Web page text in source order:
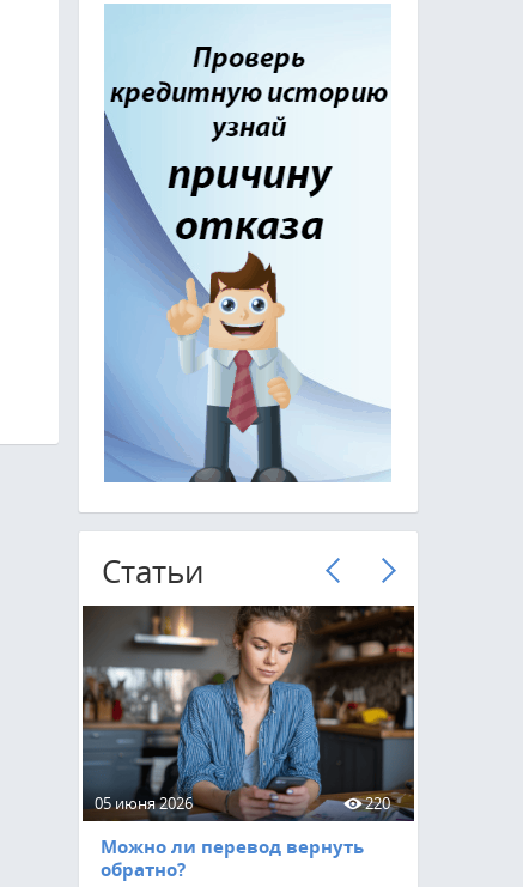
Cтатьи
05 июня 2026 220
Можно ли перевод вернуть
обратно?